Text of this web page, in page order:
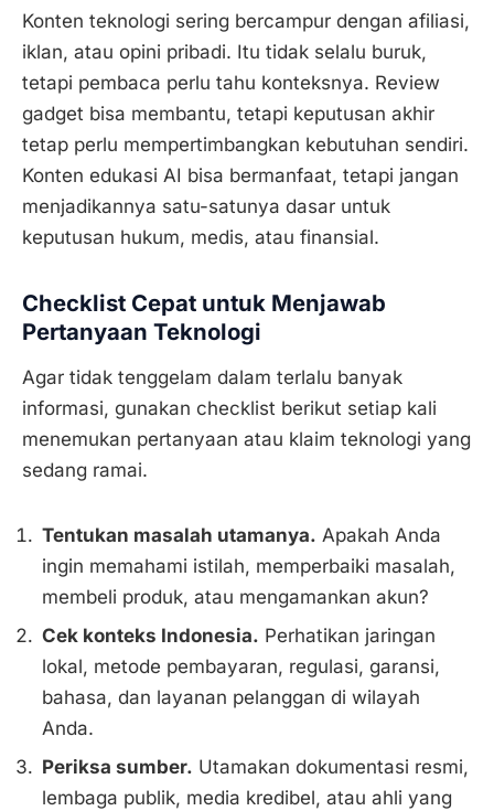
Konten teknologi sering bercampur dengan afiliasi,
iklan, atau opini pribadi. Itu tidak selalu buruk,
tetapi pembaca perlu tahu konteksnya. Review
gadget bisa membantu, tetapi keputusan akhir
tetap perlu mempertimbangkan kebutuhan sendiri.
Konten edukasi AI bisa bermanfaat, tetapi jangan
menjadikannya satu-satunya dasar untuk
keputusan hukum, medis, atau finansial.
Checklist Cepat untuk Menjawab
Pertanyaan Teknologi
Agar tidak tenggelam dalam terlalu banyak
informasi, gunakan checklist berikut setiap kali
menemukan pertanyaan atau klaim teknologi yang
sedang ramai.
Tentukan masalah utamanya. Apakah Anda
ingin memahami istilah, memperbaiki masalah,
membeli produk, atau mengamankan akun?
Cek konteks Indonesia. Perhatikan jaringan
lokal, metode pembayaran, regulasi, garansi,
bahasa, dan layanan pelanggan di wilayah
Anda.
Periksa sumber. Utamakan dokumentasi resmi,
lembaga publik, media kredibel, atau ahli yang